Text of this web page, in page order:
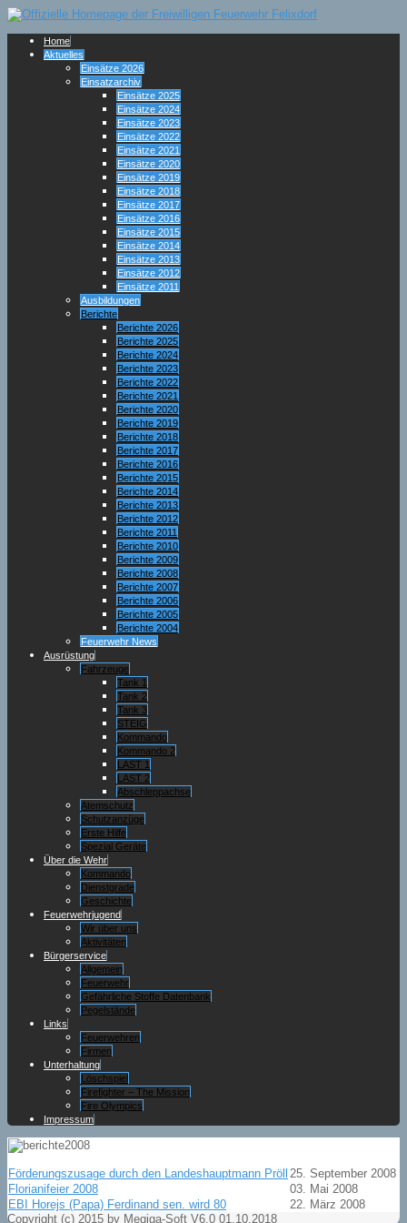
Home
Aktuelles
Einsätze 2026
Einsatzarchiv
Einsätze 2025
Einsätze 2024
Einsätze 2023
Einsätze 2022
Einsätze 2021
Einsätze 2020
Einsätze 2019
Einsätze 2018
Einsätze 2017
Einsätze 2016
Einsätze 2015
Einsätze 2014
Einsätze 2013
Einsätze 2012
Einsätze 2011
Ausbildungen
Berichte
Berichte 2026
Berichte 2025
Berichte 2024
Berichte 2023
Berichte 2022
Berichte 2021
Berichte 2020
Berichte 2019
Berichte 2018
Berichte 2017
Berichte 2016
Berichte 2015
Berichte 2014
Berichte 2013
Berichte 2012
Berichte 2011
Berichte 2010
Berichte 2009
Berichte 2008
Berichte 2007
Berichte 2006
Berichte 2005
Berichte 2004
Feuerwehr News
Ausrüstung
Fahrzeuge
Tank 1
Tank 2
Tank 3
STEIG
Kommando
Kommando 2
LAST 1
LAST 2
Abschleppachse
Atemschutz
Schutzanzüge
Erste Hilfe
Spezial Geräte
Über die Wehr
Kommando
Dienstgrade
Geschichte
Feuerwehrjugend
Wir über uns
Aktivitäten
Bürgerservice
Allgemein
Feuerwehr
Gefährliche Stoffe Datenbank
Pegelstände
Links
Feuerwehren
Firmen
Unterhaltung
Löschspiel
Firefighter – The Mission
Fire Olympics
Impressum
Förderungszusage durch den Landeshauptmann Pröll 25. September 2008
Florianifeier 2008
03. Mai 2008
EBI Horejs (Papa) Ferdinand sen. wird 80
22. März 2008
Copyright (c) 2015 by Megiga-Soft V6.0 01.10.2018